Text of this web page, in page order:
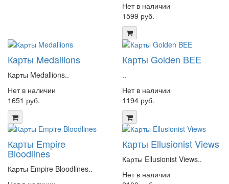
Нет в наличии
1599 руб.
Карты Medallions
Карты Medallions..
Нет в наличии
1651 руб.
Карты Golden BEE
..
Нет в наличии
1194 руб.
Карты Empire
Bloodlines
Карты Empire Bloodlines..
Карты Ellusionist Views
Карты Ellusionist Views..
Нет в наличии